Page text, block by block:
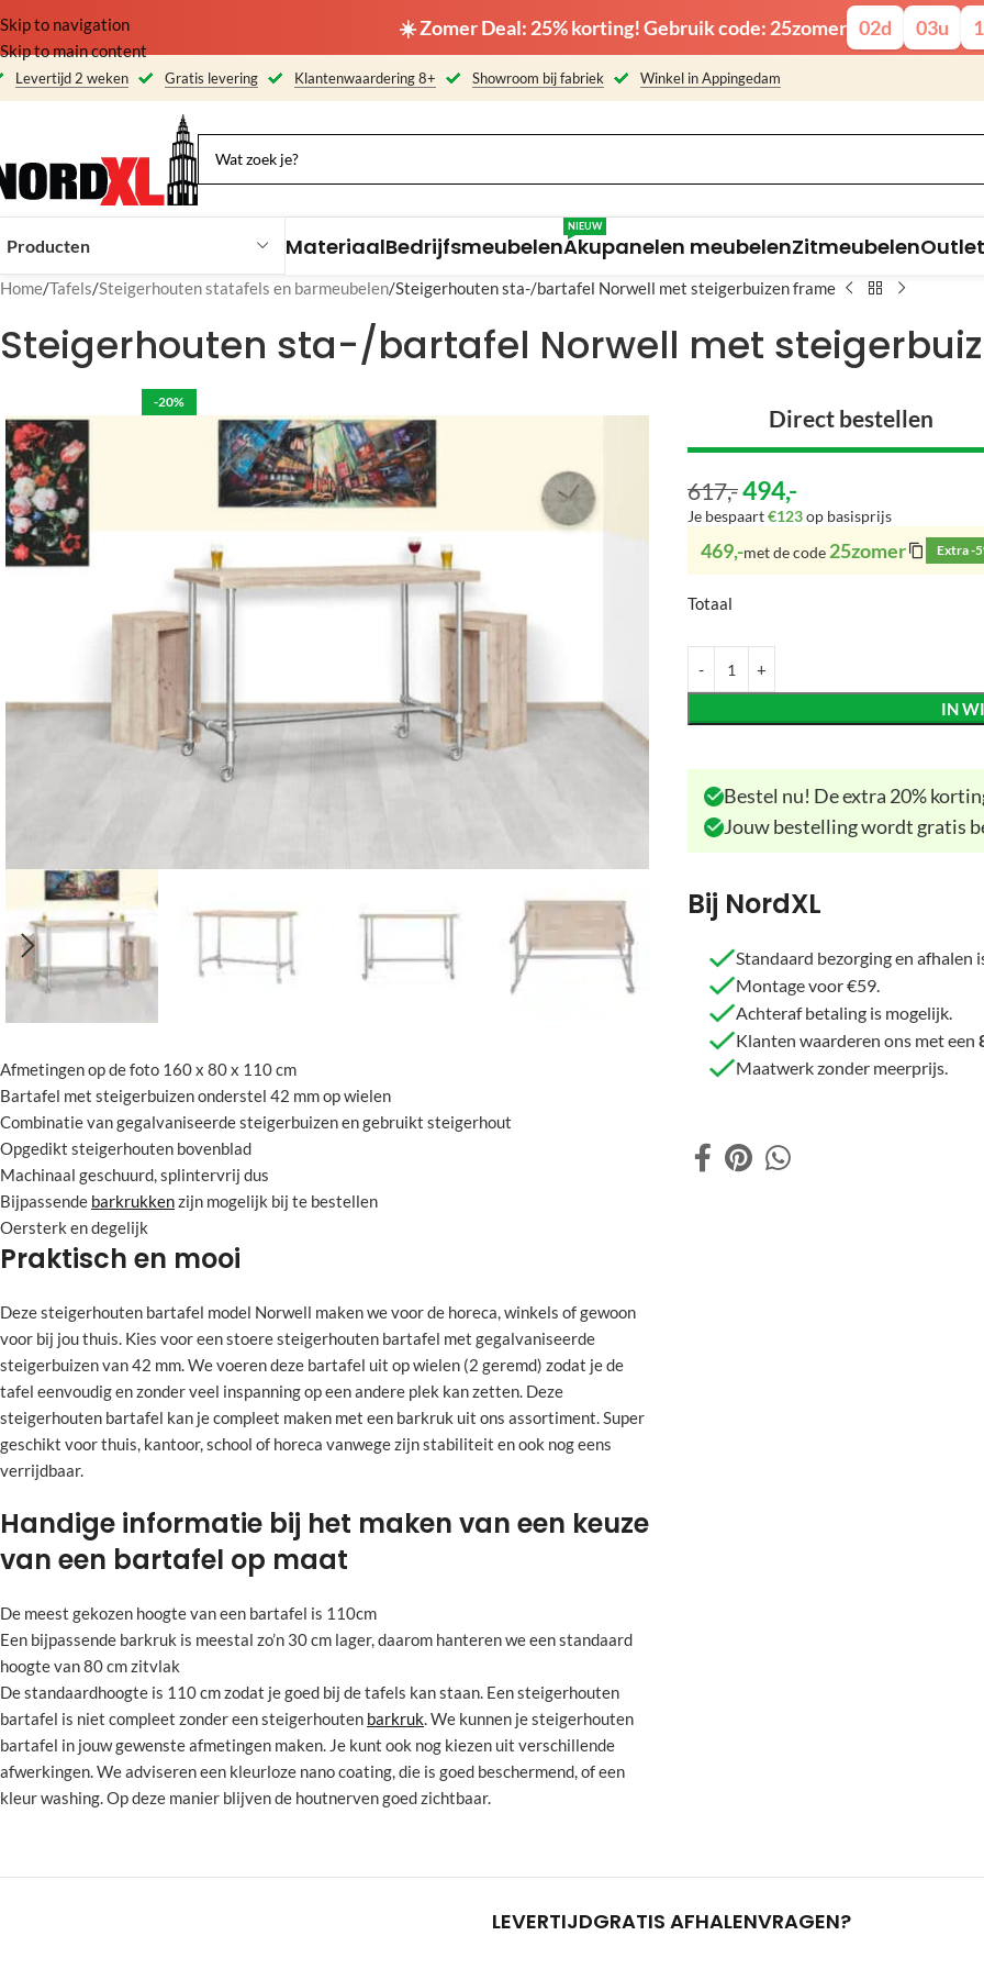
☀️ Zomer Deal: 25% korting! Gebruik code: 25zomer 02d 03u
Skip to navigation
Skip to main content
Levertijd 2 weken Gratis levering Klantenwaardering 8+ Showroom bij fabriek Winkel in Appingedam
Producten MateriaalBedrijfsmeubelenAkupanelen meubelen
NIEUW
ZitmeubelenOutlet
Home Tafels Steigerhouten statafels en barmeubelen Steigerhouten sta-/bartafel Norwell met steigerbuizen frame
Steigerhouten sta-/bartafel Norwell met
-20%
Afmetingen op de foto 160 x 80 x 110 cm
Bartafel met steigerbuizen onderstel 42 mm op wielen
Combinatie van gegalvaniseerde steigerbuizen en gebruikt steigerhout
Opgedikt steigerhouten bovenblad
Machinaal geschuurd, splintervrij dus
Bijpassende barkrukkenzijn mogelijk bij te bestellen
Oersterk en degelijk
Praktisch en mooi
Deze steigerhouten bartafel model Norwell maken we voor de horeca, winkels of gewoon
voor bij jou thuis. Kies voor een stoere steigerhouten bartafel met gegalvaniseerde
steigerbuizen van 42 mm. We voeren deze bartafel uit op wielen (2 geremd) zodat je de
tafel eenvoudig en zonder veel inspanning op een andere plek kan zetten. Deze
steigerhouten bartafel kan je compleet maken met een barkruk uit ons assortiment. Super
geschikt voor thuis, kantoor, school of horeca vanwege zijn stabiliteit en ook nog eens
verrijdbaar.
Handige informatie bij het maken van een keuze
van een bartafel op maat
De meest gekozen hoogte van een bartafel is 110cm
Een bijpassende barkruk is meestal zo’n 30 cm lager, daarom hanteren we een standaard
hoogte van 80 cm zitvlak
De standaardhoogte is 110 cm zodat je goed bij de tafels kan staan. Een steigerhouten
bartafel is niet compleet zonder een steigerhouten barkruk. We kunnen je steigerhouten
bartafel in jouw gewenste afmetingen maken. Je kunt ook nog kiezen uit verschillende
afwerkingen. We adviseren een kleurloze nano coating, die is goed beschermend, of een
kleur washing. Op deze manier blijven de houtnerven goed zichtbaar.
Direct bestellen
617,-494,-
Je bespaart€123op basisprijs
469,-met de code 25zomer Extra -
Totaal
IN
Bestel nu! De extra 20%
Jouw bestelling wordt gratis
Bij NordXL
Standaard bezorging en afhalen
Montage voor €59.
Achteraf betaling is mogelijk.
Klanten waarderen ons met een
Maatwerk zonder meerprijs.
LEVERTIJDGRATIS AFHALENVRAGEN?